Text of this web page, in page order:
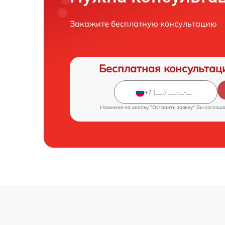
Закажите бесплатную консультацию
Бесплатная
Нажимая на кнопку "Оставить заявку" Вы